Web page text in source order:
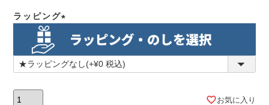
ラッピング
(必
須)
お気に入り